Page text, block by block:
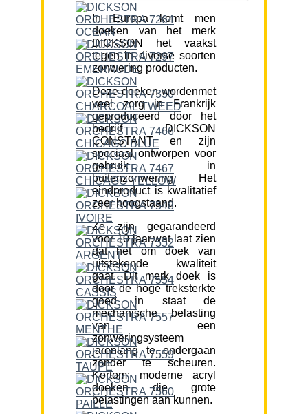
In Europa komt men
doeken van het merk
DICKSON het vaakst
tegen in diverse soorten
zonwering producten.
Deze doeken wordenmet
veel zorg in Frankrijk
geproduceerd door het
bedrijf DICKSON
CONSTANT en zijn
speciaal ontworpen voor
gebruik in
buitenzonwering. Het
eindproduct is kwalitatief
zeer hoogstaand.
Ze zijn gegarandeerd
voor 10 jaar,wat laat zien
dat het om doek van
uitstekende kwaliteit
gaat. Dit merk doek is
door de hoge treksterkte
goed in staat de
mechanische belasting
van een
zonweringsysteem
jarenlang te ondergaan
zonder te scheuren.
Kortom; moderne acryl
doeken die grote
belastingen aan kunnen.